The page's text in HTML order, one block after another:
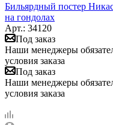
Бильярдный постер
на гондолах
Арт.: 34120
Под заказ
Наши менеджеры
условия заказа
Под заказ
Наши менеджеры
условия заказа